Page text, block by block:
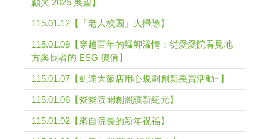
115.01.12【「老人校園」大掃除】
115.01.09【穿越百年的艋舺溫情：從愛愛院看見地
方與長者的 ESG 價值】
115.01.07【凱達大飯店用心規劃創新義賣活動~】
115.01.06【愛愛院開創照護新紀元】
115.01.02【來自院長的新年祝福】